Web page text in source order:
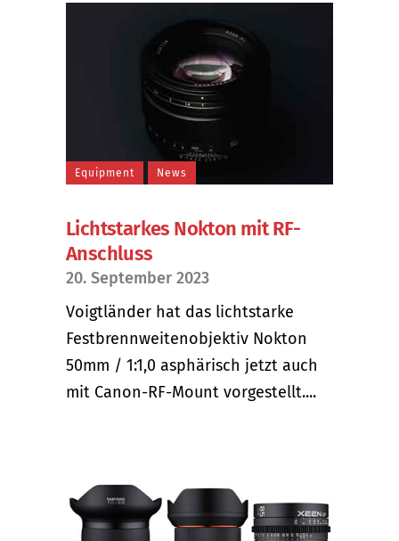
Equipment News
Lichtstarkes Nokton mit RF-
Anschluss
20. September 2023
Voigtländer hat das lichtstarke
Festbrennweitenobjektiv Nokton
50mm / 1:1,0 asphärisch jetzt auch
mit Canon-RF-Mount vorgestellt....